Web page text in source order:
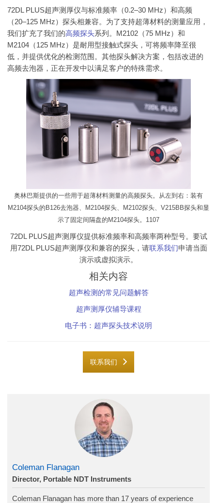
72DL PLUS超声测厚仪与标准频率（0.2–30 MHz）和高频
（20–125 MHz）探头相兼容。为了支持超薄材料的测量应用，
我们扩充了我们的高频探头系列。M2102（75 MHz）和
M2104（125 MHz）是耐用型接触式探头，可将频率降至很
低，并提供优化的检测范围。其他探头解决方案，包括改进的
高频去泡器，正在开发中以满足客户的特殊需求。
奥林巴斯提供的一些用于超薄材料测量的高频探头。从左到右：装有
M2104探头的B126去泡器、M2104探头、M2102探头、V215BB探头和显
示了固定间隔盘的M2104探头。1107
72DL PLUS超声测厚仪提供标准频率和高频率两种型号。要试
用72DL PLUS超声测厚仪和兼容的探头，请联系我们申请当面
演示或虚拟演示。
相关内容
超声检测的常见问题解答
超声测厚仪辅导课程
电子书：超声探头技术说明
联系我们
Coleman Flanagan
Director, Portable NDT Instruments
Coleman Flanagan has more than 17 years of experience